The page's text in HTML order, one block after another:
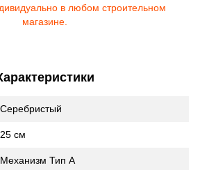
в любом строительном
магазине.
Серебристый
25 см
Механизм Тип A